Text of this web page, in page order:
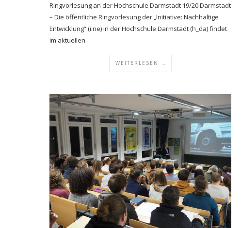
Ringvorlesung an der Hochschule Darmstadt 19/20 Darmstadt
– Die öffentliche Ringvorlesung der „Initiative: Nachhaltige
Entwicklung“ (i:ne) in der Hochschule Darmstadt (h_da) findet
im aktuellen…
WEITERLESEN →